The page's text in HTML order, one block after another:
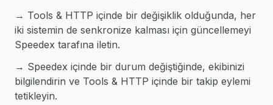
→ Tools & HTTP içinde bir değişiklik olduğunda, her
iki sistemin de senkronize kalması için güncellemeyi
Speedex tarafına iletin.
→ Speedex içinde bir durum değiştiğinde, ekibinizi
bilgilendirin ve Tools & HTTP içinde bir takip eylemi
tetikleyin.